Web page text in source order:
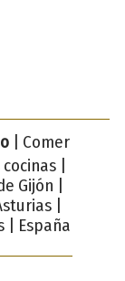
| Comer
|
Gijón |
|
| España